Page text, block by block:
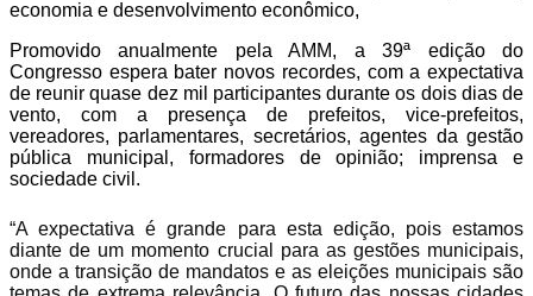
economia e desenvolvimento econômico,
Promovido anualmente pela AMM, a 39ª edição do
Congresso espera bater novos recordes, com a expectativa
de reunir quase dez mil participantes durante os dois dias de
vento, com a presença de prefeitos, vice-prefeitos,
vereadores, parlamentares, secretários, agentes da gestão
pública municipal, formadores de opinião; imprensa e
sociedade civil.
“A expectativa é grande para esta edição, pois estamos
diante de um momento crucial para as gestões municipais,
onde a transição de mandatos e as eleições municipais são